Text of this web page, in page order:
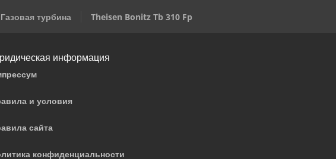
Газовая турбина Theisen Bonitz Tb 310 Fp
информация
и условия
сайта
конфиденциальности